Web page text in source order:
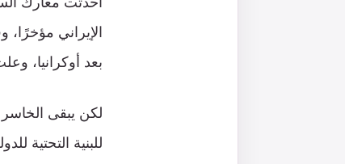
الإيراني
بعد أوكرانيا،
لكن يبقى
للبنية التحتية